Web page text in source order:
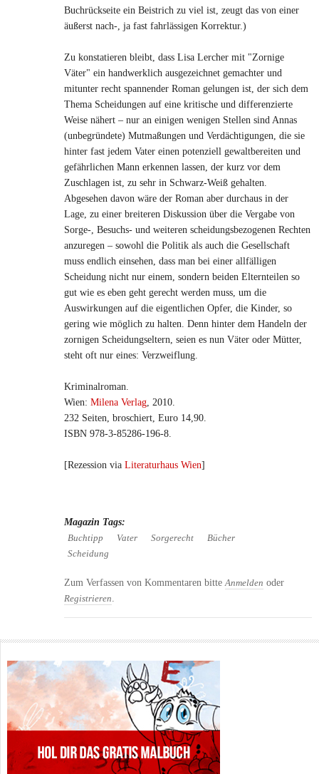
Buchrückseite ein Beistrich zu viel ist, zeugt das von einer
äußerst nach-, ja fast fahrlässigen Korrektur.)
Zu konstatieren bleibt, dass Lisa Lercher mit "Zornige
Väter" ein handwerklich ausgezeichnet gemachter und
mitunter recht spannender Roman gelungen ist, der sich dem
Thema Scheidungen auf eine kritische und differenzierte
Weise nähert – nur an einigen wenigen Stellen sind Annas
(unbegründete) Mutmaßungen und Verdächtigungen, die sie
hinter fast jedem Vater einen potenziell gewaltbereiten und
gefährlichen Mann erkennen lassen, der kurz vor dem
Zuschlagen ist, zu sehr in Schwarz-Weiß gehalten.
Abgesehen davon wäre der Roman aber durchaus in der
Lage, zu einer breiteren Diskussion über die Vergabe von
Sorge-, Besuchs- und weiteren scheidungsbezogenen Rechten
anzuregen – sowohl die Politik als auch die Gesellschaft
muss endlich einsehen, dass man bei einer allfälligen
Scheidung nicht nur einem, sondern beiden Elternteilen so
gut wie es eben geht gerecht werden muss, um die
Auswirkungen auf die eigentlichen Opfer, die Kinder, so
gering wie möglich zu halten. Denn hinter dem Handeln der
zornigen Scheidungseltern, seien es nun Väter oder Mütter,
steht oft nur eines: Verzweiflung.
Kriminalroman.
Wien: Milena Verlag , 2010.
232 Seiten, broschiert, Euro 14,90.
ISBN 978-3-85286-196-8.
[Rezession via Literaturhaus Wien]
Magazin Tags:
Buchtipp Vater Sorgerecht
Bücher
Scheidung
Zum Verfassen von Kommentaren bitte Anmelden oder
Registrieren